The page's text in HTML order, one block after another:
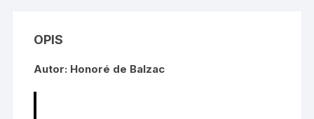
myśli
OPIS
Autor: Honoré de Balzac